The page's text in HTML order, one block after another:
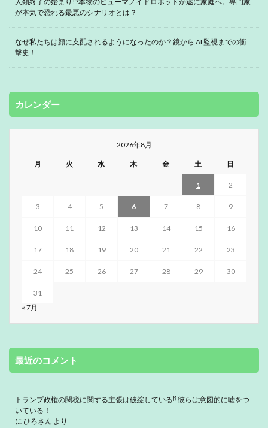
が本気で恐れる最悪のシナリオとは？
なぜ私たちは顔に支配されるようになったのか？鏡から AI 監視までの衝
撃史！
カレンダー
2026年8月
月 火 水 木 金 土 日
1 2
3 4 5 6 7 8 9
10 11 12 13 14 15 16
17 18 19 20 21 22 23
24 25 26 27 28 29 30
31
« 7月
最近のコメント
トランプ政権の関税に関する主張は破綻している⁉ 彼らは意図的に嘘をつ
いている！
に ひろさん より